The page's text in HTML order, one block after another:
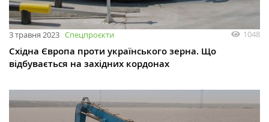
3 травня 2023 Спецпроєкти 1048
Східна Європа проти українського зерна. Що
відбувається на західних кордонах